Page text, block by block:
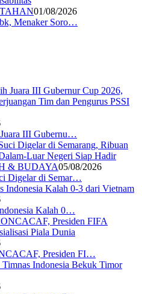
01/08/2026
Menaker Soro…
III Gubernu…
& BUDAYA05/08/2026
Digelar di Semar…
Kalah 0…
Presiden FI…